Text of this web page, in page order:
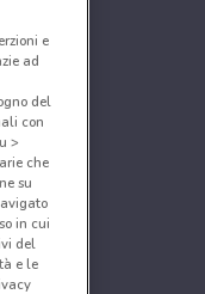
e
ad
del
con
>
che
su
in cui
del
e le